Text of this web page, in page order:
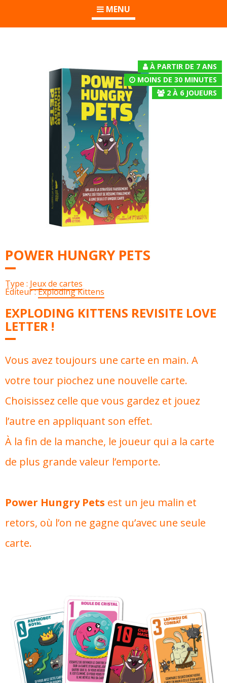
MENU
À PARTIR DE 7 ANS
MOINS DE 30 MINUTES
2 À 6 JOUEURS
POWER HUNGRY PETS
Type : Jeux de cartes
Éditeur :Exploding Kittens
EXPLODING KITTENS REVISITE LOVE
LETTER !
Vous avez toujours une carte en main. A
votre tour piochez une nouvelle carte.
Choisissez celle que vous gardez et jouez
l’autre en appliquant son effet.
À la fin de la manche, le joueur qui a la carte
de plus grande valeur l’emporte.
Power Hungry Pets est un jeu malin et
retors, où l’on ne gagne qu’avec une seule
carte.